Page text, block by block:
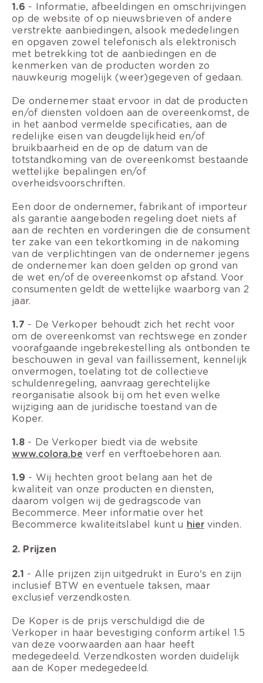
1.6 - Informatie, afbeeldingen en omschrijvingen
op de website of op nieuwsbrieven of andere
verstrekte aanbiedingen, alsook mededelingen
en opgaven zowel telefonisch als elektronisch
met betrekking tot de aanbiedingen en de
kenmerken van de producten worden zo
nauwkeurig mogelijk (weer)gegeven of gedaan.
De ondernemer staat ervoor in dat de producten
en/of diensten voldoen aan de overeenkomst, de
in het aanbod vermelde specificaties, aan de
redelijke eisen van deugdelijkheid en/of
bruikbaarheid en de op de datum van de
totstandkoming van de overeenkomst bestaande
wettelijke bepalingen en/of
overheidsvoorschriften.
Een door de ondernemer, fabrikant of importeur
als garantie aangeboden regeling doet niets af
aan de rechten en vorderingen die de consument
ter zake van een tekortkoming in de nakoming
van de verplichtingen van de ondernemer jegens
de ondernemer kan doen gelden op grond van
de wet en/of de overeenkomst op afstand. Voor
consumenten geldt de wettelijke waarborg van 2
jaar.
1.7 - De Verkoper behoudt zich het recht voor
om de overeenkomst van rechtswege en zonder
voorafgaande ingebrekestelling als ontbonden te
beschouwen in geval van faillissement, kennelijk
onvermogen, toelating tot de collectieve
schuldenregeling, aanvraag gerechtelijke
reorganisatie alsook bij om het even welke
wijziging aan de juridische toestand van de
Koper.
1.8 - De Verkoper biedt via de website
www.colora.be verf en verftoebehoren aan.
1.9 - Wij hechten groot belang aan het de
kwaliteit van onze producten en diensten,
daarom volgen wij de gedragscode van
Becommerce. Meer informatie over het
Becommerce kwaliteitslabel kunt u hiervinden.
2. Prijzen
2.1 - Alle prijzen zijn uitgedrukt in Euro's en zijn
inclusief BTW en eventuele taksen, maar
exclusief verzendkosten.
De Koper is de prijs verschuldigd die de
Verkoper in haar bevestiging conform artikel 1.5
van deze voorwaarden aan haar heeft
medegedeeld. Verzendkosten worden duidelijk
aan de Koper medegedeeld.